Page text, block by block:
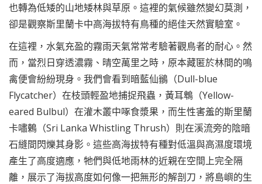
也轉為低矮的山地矮林與草原。這裡的氣候雖然變幻莫測，
卻是觀察斯里蘭卡中高海拔特有鳥種的絕佳天然實驗室。
在這裡，水氣充盈的霧雨天氣常常考驗著觀鳥者的耐心。然
而，當烈日穿透濃霧、晴空萬里之時，原本藏匿於林間的鳴
禽便會紛紛現身。我們會看到暗藍仙鶲（Dull-blue
Flycatcher）在枝頭輕盈地捕捉飛蟲，黃耳鵯（Yellow-
eared Bulbul）在灌木叢中啄食漿果，而生性害羞的斯里蘭
卡嘯鶇（Sri Lanka Whistling Thrush）則在溪流旁的陰暗
石縫間閃爍其身影。這些高海拔特有種對低溫與高濕度環境
產生了高度適應，牠們與低地雨林的近親在空間上完全隔
離，展示了海拔高度如何像一把無形的解剖刀，將島嶼的生